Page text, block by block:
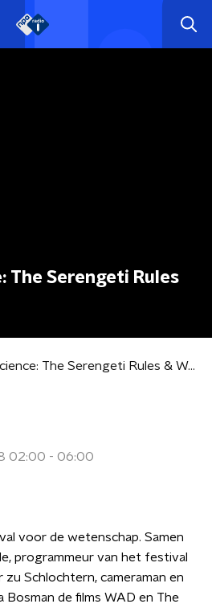
The Serengeti Rules
#1 InScience: The Serengeti Rules & WAD
02:00 - 06:00
voor de wetenschap. Samen
programmeur van het festival
Schlochtern, cameraman en
de films WAD en The